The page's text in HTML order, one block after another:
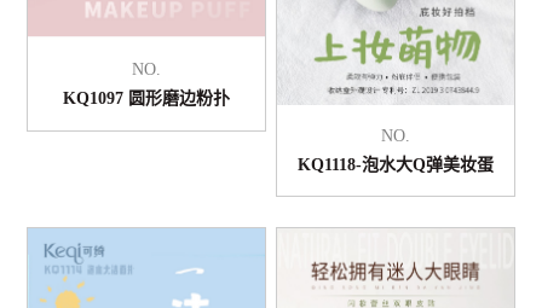
NO.
KQ1097 圆形磨边粉扑
NO.
KQ1118-泡水大Q弹美妆蛋